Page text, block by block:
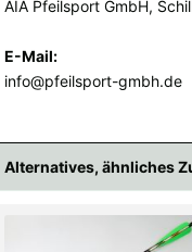
AIA Pfeilsport GmbH,
E-Mail:
info@pfeilsport-gmbh.de
Alternatives, ähnliches